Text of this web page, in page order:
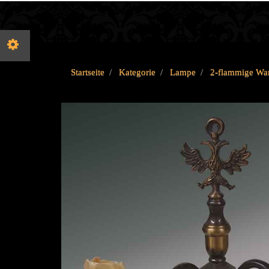
Startseite Kategorie Lampe 2-flammige